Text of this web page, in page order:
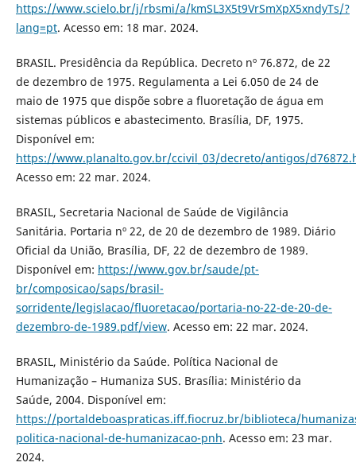
https://www.scielo.br/j/rbsmi/a/kmSL3X5t9VrSmXpX5xndyTs/?
lang=pt. Acesso em: 18 mar. 2024.
BRASIL. Presidência da República. Decreto nº 76.872, de 22
de dezembro de 1975. Regulamenta a Lei 6.050 de 24 de
maio de 1975 que dispõe sobre a fluoretação de água em
sistemas públicos e abastecimento. Brasília, DF, 1975.
Disponível em:
https://www.planalto.gov.br/ccivil_03/decreto/antigos/
Acesso em: 22 mar. 2024.
BRASIL, Secretaria Nacional de Saúde de Vigilância
Sanitária. Portaria nº 22, de 20 de dezembro de 1989. Diário
Oficial da União, Brasília, DF, 22 de dezembro de 1989.
Disponível em: https://www.gov.br/saude/pt-
br/composicao/saps/brasil-
sorridente/legislacao/fluoretacao/portaria-no-22-de-20-de-
dezembro-de-1989.pdf/view. Acesso em: 22 mar. 2024.
BRASIL, Ministério da Saúde. Política Nacional de
Humanização – Humaniza SUS. Brasília: Ministério da
Saúde, 2004. Disponível em:
https://portaldeboaspraticas.iff.fiocruz.br/biblioteca/
politica-nacional-de-humanizacao-pnh. Acesso em: 23 mar.
2024.